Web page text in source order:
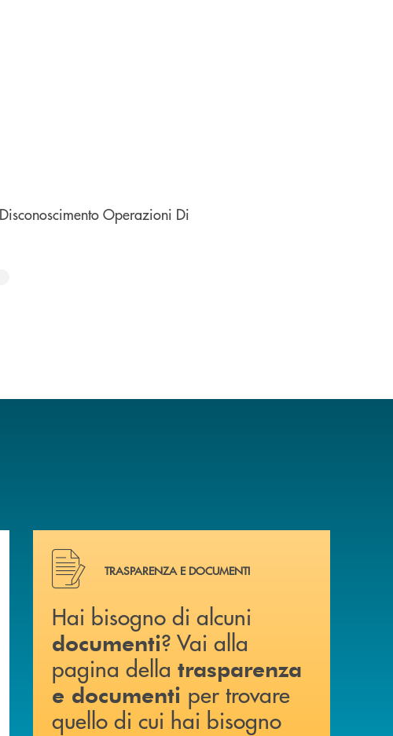
Operazioni Di
finestra
Hai bisogno di alcuni documenti ? Vai alla pagina
TRASPARENZA E DOCUMENTI
Hai bisogno di alcuni
documenti? Vai alla
pagina della trasparenza
e documenti per trovare
quello di cui hai bisogno